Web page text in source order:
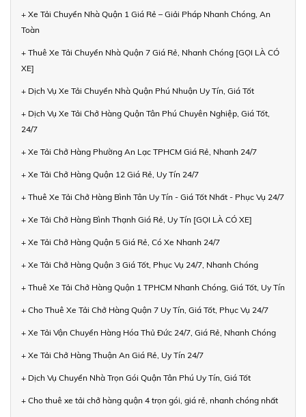
+ Xe Tải Chuyển Nhà Quận 1 Giá Rẻ – Giải Pháp Nhanh Chóng, An
Toàn
+ Thuê Xe Tải Chuyển Nhà Quận 7 Giá Rẻ, Nhanh Chóng [GỌI LÀ CÓ
XE]
+ Dịch Vụ Xe Tải Chuyển Nhà Quận Phú Nhuận Uy Tín, Giá Tốt
+ Dịch Vụ Xe Tải Chở Hàng Quận Tân Phú Chuyên Nghiệp, Giá Tốt,
24/7
+ Xe Tải Chở Hàng Phường An Lạc TPHCM Giá Rẻ, Nhanh 24/7
+ Xe Tải Chở Hàng Quận 12 Giá Rẻ, Uy Tín 24/7
+ Thuê Xe Tải Chở Hàng Bình Tân Uy Tín - Giá Tốt Nhất - Phục Vụ 24/7
+ Xe Tải Chở Hàng Bình Thạnh Giá Rẻ, Uy Tín [GỌI LÀ CÓ XE]
+ Xe Tải Chở Hàng Quận 5 Giá Rẻ, Có Xe Nhanh 24/7
+ Xe Tải Chở Hàng Quận 3 Giá Tốt, Phục Vụ 24/7, Nhanh Chóng
+ Thuê Xe Tải Chở Hàng Quận 1 TPHCM Nhanh Chóng, Giá Tốt, Uy Tín
+ Cho Thuê Xe Tải Chở Hàng Quận 7 Uy Tín, Giá Tốt, Phục Vụ 24/7
+ Xe Tải Vận Chuyển Hàng Hóa Thủ Đức 24/7, Giá Rẻ, Nhanh Chóng
+ Xe Tải Chở Hàng Thuận An Giá Rẻ, Uy Tín 24/7
+ Dịch Vụ Chuyển Nhà Trọn Gói Quận Tân Phú Uy Tín, Giá Tốt
+ Cho thuê xe tải chở hàng quận 4 trọn gói, giá rẻ, nhanh chóng nhất